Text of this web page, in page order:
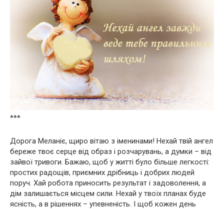
***
Дорога Меланіє, щиро вітаю з іменинами! Нехай твій ангел
береже твоє серце від образ і розчарувань, а думки – від
зайвої тривоги. Бажаю, щоб у житті було більше легкості:
простих радощів, приємних дрібниць і добрих людей
поруч. Хай робота приносить результат і задоволення, а
дім залишається місцем сили. Нехай у твоїх планах буде
ясність, а в рішеннях – упевненість. І щоб кожен день